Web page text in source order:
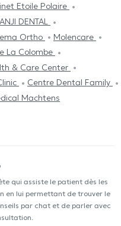
Etoile Polaire
DENTAL
Ortho
Molencare
La Colombe
& Care Center
Centre Dental Family
Machtens
qui assiste le patient dès les
en lui permettant de trouver le
par chat et de parler avec